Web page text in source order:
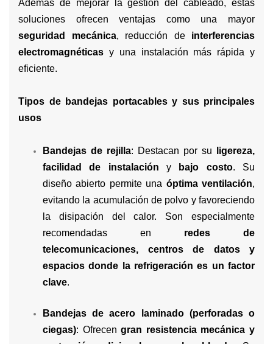
Además de mejorar la gestión del cableado, estas
soluciones ofrecen ventajas como una mayor
seguridad mecánica, reducción de interferencias
electromagnéticas y una instalación más rápida y
eficiente.
Tipos de bandejas portacables y sus principales
usos
Bandejas de rejilla: Destacan por su
ligereza,
facilidad de instalación y bajo costo. Su
diseño abierto permite una óptima ventilación,
evitando la acumulación de polvo y favoreciendo
la disipación del calor. Son especialmente
recomendadas en redes de
telecomunicaciones, centros de datos y
espacios donde la refrigeración es un factor
clave.
Bandejas de acero laminado (perforadas o
ciegas): Ofrecengran resistencia mecánica y